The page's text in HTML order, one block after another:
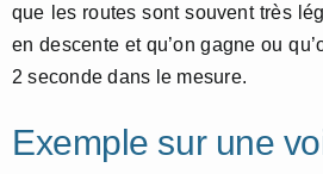
que les routes sont souvent très
en descente et qu’on gagne ou
2 seconde dans le mesure.
Exemple sur une